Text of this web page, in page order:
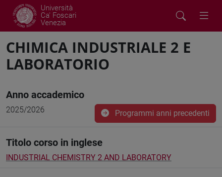
Università
Ca' Foscari
Venezia
CHIMICA INDUSTRIALE 2 E
LABORATORIO
Anno accademico
2025/2026 Programmi anni precedenti
Titolo corso in inglese
INDUSTRIAL CHEMISTRY 2 AND LABORATORY